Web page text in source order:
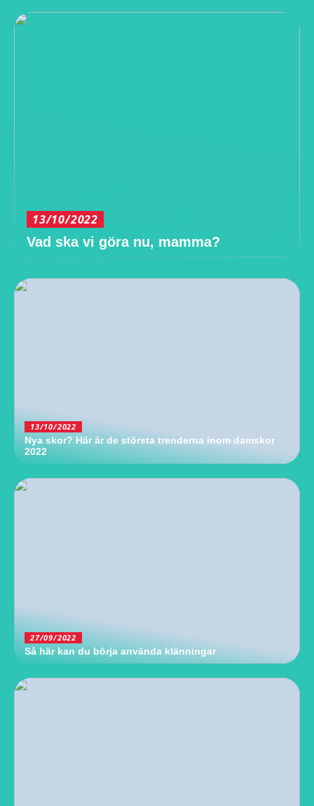
13/10/2022
Vad ska vi göra nu, mamma?
13/10/2022
Nya skor? Här är de största trenderna inom damskor
2022
27/09/2022
Så här kan du börja använda klänningar